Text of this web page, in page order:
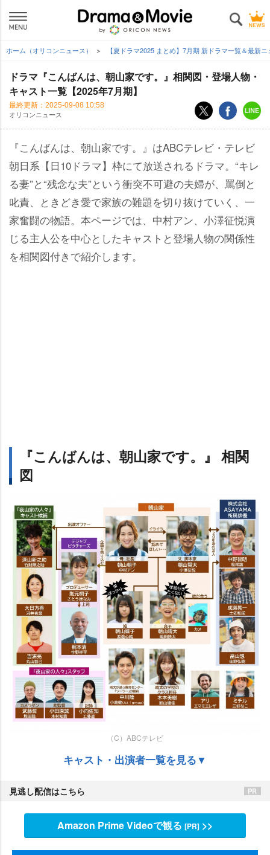
ホーム（オリコンニュース） 【夏ドラマ2025 まとめ】7月期 新ドラマ一覧＆最新
ドラマ『こんばんは、朝山家です。』相関図・登場人物・
キャスト一覧【2025年7月期】
最終更新： 2025-09-08 10:58
オリコンニュース
『こんばんは、朝山家です。』はABCテレビ・テレビ
朝日系【日10ドラマ】枠にて放送されるドラマ。“キレ
る妻”と“残念な夫”という衝突不可避の夫婦が、罵倒と
叱責、ときどき愛で家族の難題を切り抜けていく、一
家奮闘の物語。本ページでは、中村アン、小澤征悦演
じる主人公を中心としたキャストと登場人物の関係性
を相関図付きで紹介します。
『こんばんは、朝山家です。』 相関
図
（C）ABCテレビ
キャスト・出演者一覧を見る▼
見逃し配信はこちら
Amazon Prime Videoで観る [PR] >>